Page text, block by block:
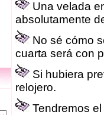
Una velada
absolutamente
No sé cómo
cuarta será con
Si hubiera
relojero.
Tendremos